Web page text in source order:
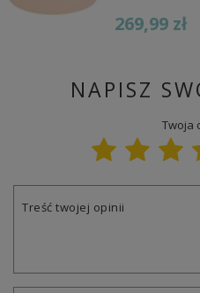
269,99 zł
NAPISZ
Twoja
Treść twojej opinii